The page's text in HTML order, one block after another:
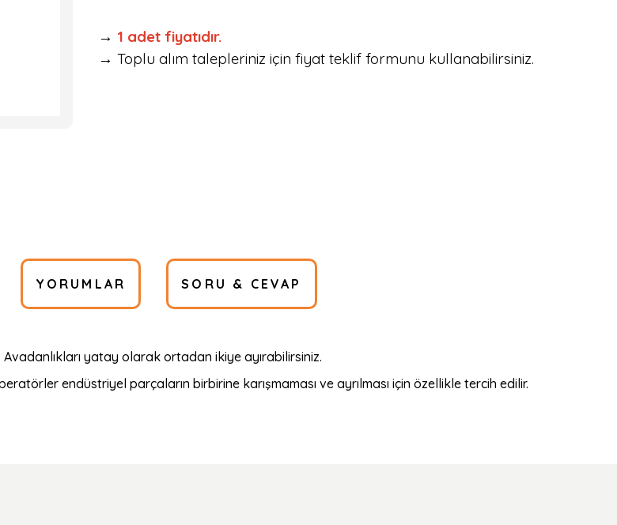
→ 1 adet fiyatıdır.
→ Toplu alım talepleriniz için fiyat teklif formunu kullanabilirsiniz.
YORUMLAR SORU & CEVAP
yatay olarak ortadan ikiye ayırabilirsiniz.
endüstriyel parçaların birbirine karışmaması ve ayrılması için özellikle tercih edilir.